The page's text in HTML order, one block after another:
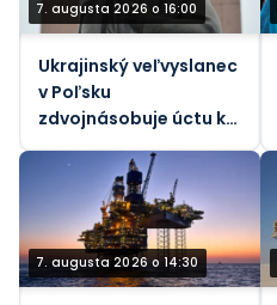
7. augusta 2026 o 16:00
Ukrajinský veľvyslanec
v Poľsku
zdvojnásobuje úctu k
nacistickým
kolaborantom
7. augusta 2026 o 14:30